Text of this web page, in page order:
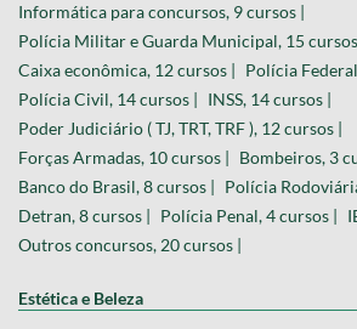
Informática para concursos, 9 cursos |
Polícia Militar e Guarda Municipal, 15 cursos |
Caixa econômica, 12 cursos |
Polícia
Polícia Civil, 14 cursos |
INSS, 14 cursos |
Poder Judiciário ( TJ, TRT, TRF ), 12 cursos |
Forças Armadas, 10 cursos |
Bombeiros, 3
Banco do Brasil, 8 cursos |
Polícia
Detran, 8 cursos |
Polícia Penal, 4 cursos |
Outros concursos, 20 cursos |
Estética e Beleza